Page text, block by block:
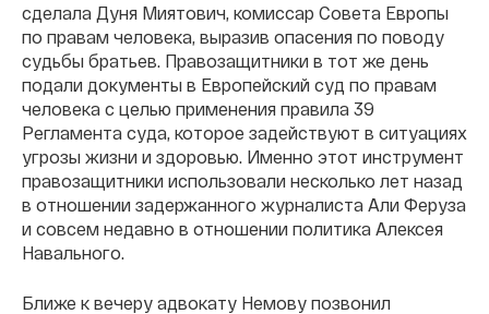
сделала Дуня Миятович, комиссар Совета Европы
по правам человека, выразив опасения по поводу
судьбы братьев. Правозащитники в тот же день
подали документы в Европейский суд по правам
человека с целью применения правила 39
Регламента суда, которое задействуют в ситуациях
угрозы жизни и здоровью. Именно этот инструмент
правозащитники использовали несколько лет назад
в отношении задержанного журналиста Али Феруза
и совсем недавно в отношении политика Алексея
Навального.
Ближе к вечеру адвокату Немову позвонил